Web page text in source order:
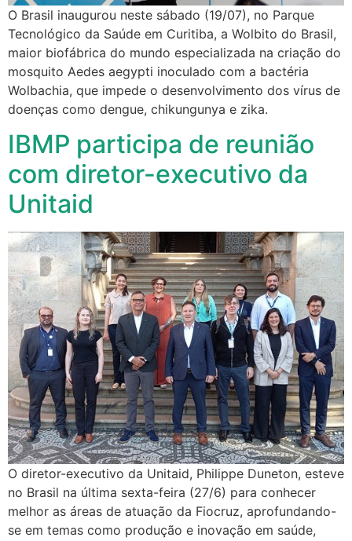
O Brasil inaugurou neste sábado (19/07), no Parque
Tecnológico da Saúde em Curitiba, a Wolbito do Brasil,
maior biofábrica do mundo especializada na criação do
mosquito Aedes aegypti inoculado com a bactéria
Wolbachia, que impede o desenvolvimento dos vírus de
doenças como dengue, chikungunya e zika.
IBMP participa de reunião
com diretor-executivo da
Unitaid
O diretor-executivo da Unitaid, Philippe Duneton, esteve
no Brasil na última sexta-feira (27/6) para conhecer
melhor as áreas de atuação da Fiocruz, aprofundando-
se em temas como produção e inovação em saúde,